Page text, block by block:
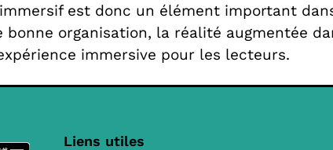
est donc un élément important
bonne organisation, la réalité augmentée
immersive pour les lecteurs.
Liens utiles